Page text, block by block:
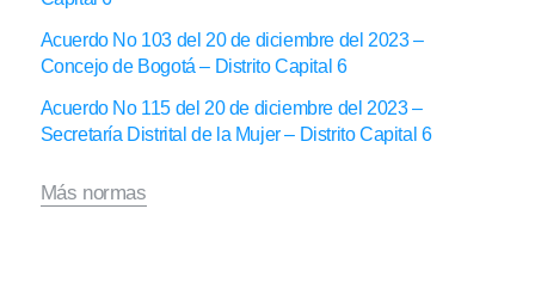
Acuerdo No 103 del 20 de diciembre del 2023 –
Concejo de Bogotá – Distrito Capital 6
Acuerdo No 115 del 20 de diciembre del 2023 –
Secretaría Distrital de la Mujer – Distrito Capital 6
Más normas